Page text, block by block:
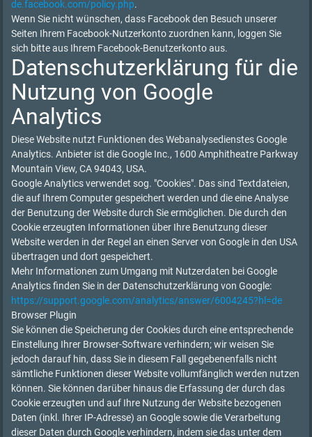
de.facebook.com/policy.php.
Wenn Sie nicht wünschen, dass Facebook den Besuch unserer
Seiten Ihrem Facebook-Nutzerkonto zuordnen kann, loggen Sie
sich bitte aus Ihrem Facebook-Benutzerkonto aus.
Datenschutzerklärung für die
Nutzung von Google
Analytics
Diese Website nutzt Funktionen des Webanalysedienstes Google
Analytics. Anbieter ist die Google Inc., 1600 Amphitheatre Parkway
Mountain View, CA 94043, USA.
Google Analytics verwendet sog. "Cookies". Das sind Textdateien,
die auf Ihrem Computer gespeichert werden und die eine Analyse
der Benutzung der Website durch Sie ermöglichen. Die durch den
Cookie erzeugten Informationen über Ihre Benutzung dieser
Website werden in der Regel an einen Server von Google in den USA
übertragen und dort gespeichert.
Mehr Informationen zum Umgang mit Nutzerdaten bei Google
Analytics finden Sie in der Datenschutzerklärung von Google:
https://support.google.com/analytics/answer/6004245?hl=de
Browser Plugin
Sie können die Speicherung der Cookies durch eine entsprechende
Einstellung Ihrer Browser-Software verhindern; wir weisen Sie
jedoch darauf hin, dass Sie in diesem Fall gegebenenfalls nicht
sämtliche Funktionen dieser Website vollumfänglich werden nutzen
können. Sie können darüber hinaus die Erfassung der durch das
Cookie erzeugten und auf Ihre Nutzung der Website bezogenen
Daten (inkl. Ihrer IP-Adresse) an Google sowie die Verarbeitung
dieser Daten durch Google verhindern, indem sie das unter dem